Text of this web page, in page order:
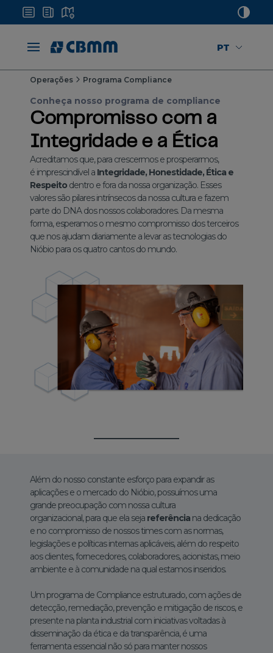
PT
Operações Programa Compliance
Conheça nosso programa de compliance
Compromisso com a
Integridade e a Ética
Acreditamos que, para crescermos e prosperarmos,
é imprescindível a Integridade, Honestidade, Ética e
Respeito dentro e fora da nossa organização. Esses
valores são pilares intrínsecos da nossa cultura e fazem
parte do DNA dos nossos colaboradores. Da mesma
forma, esperamos o mesmo compromisso dos terceiros
que nos ajudam diariamente a levar as tecnologias do
Nióbio para os quatro cantos do mundo.
Além do nosso constante esforço para expandir as
aplicações e o mercado do Nióbio, possuímos uma
grande preocupação com nossa cultura
organizacional, para que ela seja referência na dedicação
e no compromisso de nossos times com as normas,
legislações e políticas internas aplicáveis, além do respeito
aos clientes, fornecedores, colaboradores, acionistas, meio
ambiente e à comunidade na qual estamos inseridos.
Um programa de Compliance estruturado, com ações de
detecção, remediação, prevenção e mitigação de riscos, e
presente na planta industrial com iniciativas voltadas à
disseminação da ética e da transparência, é uma
ferramenta essencial não só para manter nossos